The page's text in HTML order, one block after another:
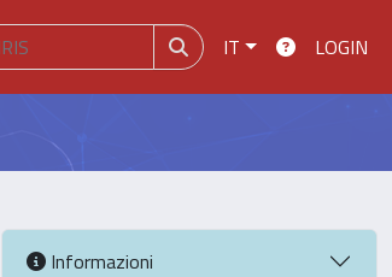
IT LOGIN
Informazioni